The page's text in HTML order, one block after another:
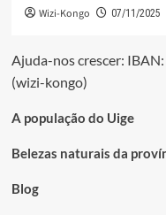
Wizi-Kongo 07/11/2025
Ajuda-nos crescer:
(wizi-kongo)
A população do Uige
Belezas naturais da
Blog